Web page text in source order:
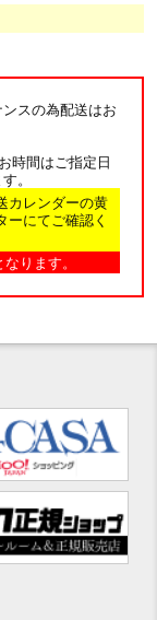
スの為配送はお
時間はご指定日
。
カレンダーの黄
ーにてご確認く
ります。